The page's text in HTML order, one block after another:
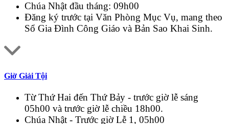
Chúa Nhật đầu tháng: 09h00
Đăng ký trước tại Văn Phòng Mục Vụ, mang theo
Sổ Gia Đình Công Giáo và Bản Sao Khai Sinh.
Giờ Giải Tội
Từ Thứ Hai đến Thứ Bảy - trước giờ lễ sáng
05h00 và trước giờ lễ chiều 18h00.
Chúa Nhật - Trước giờ Lễ 1, 05h00